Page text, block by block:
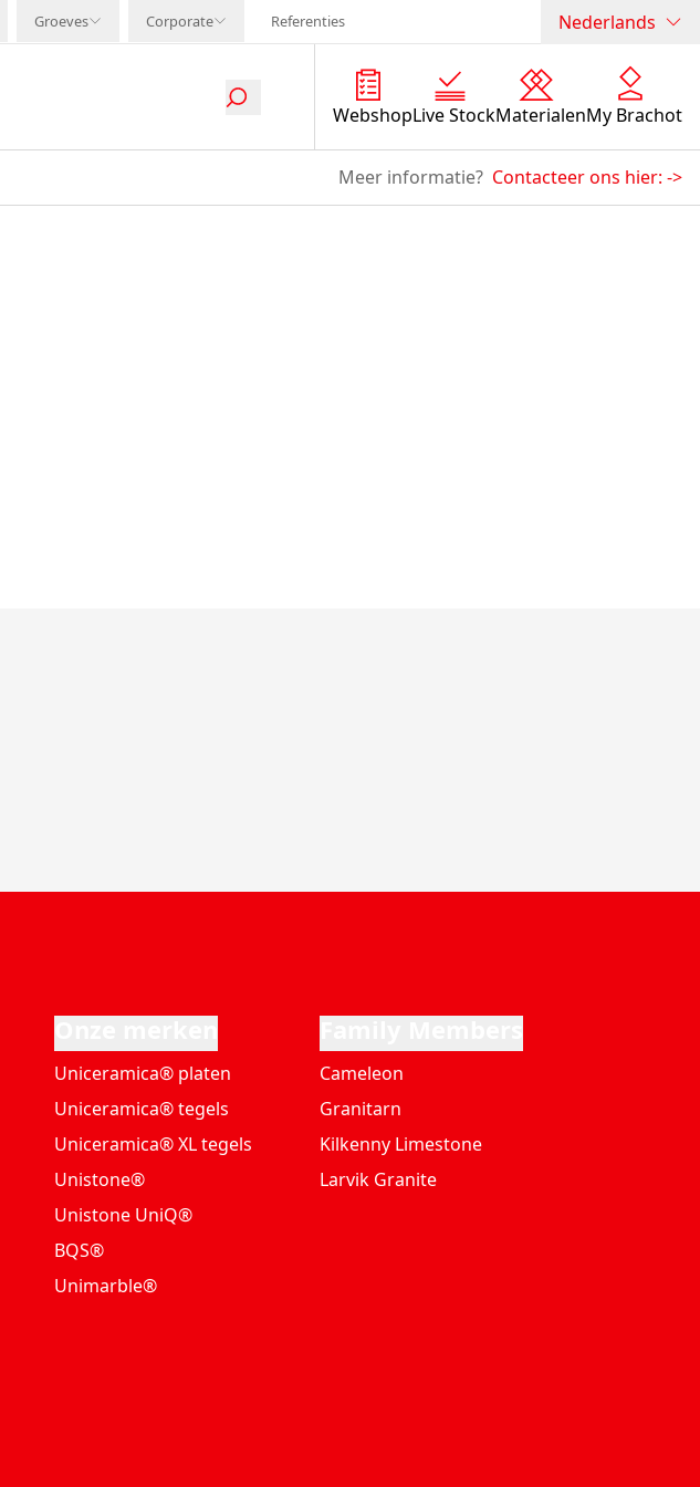
Groeves Corporate Referenties Nederlands
WebshopLive StockMaterialenMy Brachot
Meer informatie? Contacteer ons hier: ->
Uniceramica® platen
Uniceramica® tegels
Uniceramica® XL tegels
Unistone®
Unistone UniQ®
BQS®
Unimarble®
Cameleon
Granitarn
Kilkenny Limestone
Larvik Granite